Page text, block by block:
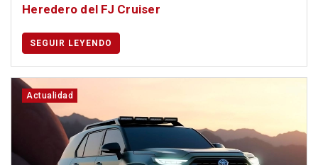
Heredero del FJ Cruiser
SEGUIR LEYENDO
Actualidad